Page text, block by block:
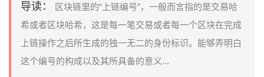
导读：
区块链里的“上链编号”，一般而言指的是交易哈
希或者区块哈希，这是每一笔交易或者每一个区块在完成
上链操作之后所生成的独一无二的身份标识。能够弄明白
这个编号的构成以及其所具备的意义...